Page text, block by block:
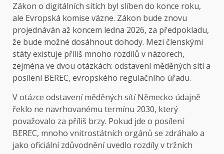
Zákon o digitálních sítích byl slíben do konce roku,
ale Evropská komise vázne. Zákon bude znovu
projednáván až koncem ledna 2026, za předpokladu,
že bude možné dosáhnout dohody. Mezi členskými
státy existuje příliš mnoho rozdílů v názorech,
zejména ve dvou otázkách: odstavení měděných sítí a
posílení BEREC, evropského regulačního úřadu.
V otázce odstavení měděných sítí Německo údajně
řeklo ne navrhovanému termínu 2030, který
považovalo za příliš brzy. Pokud jde o posílení
BEREC, mnoho vnitrostátních orgánů se zdráhalo a
jako oficiální zdůvodnění uvedlo rozdíly v tržních